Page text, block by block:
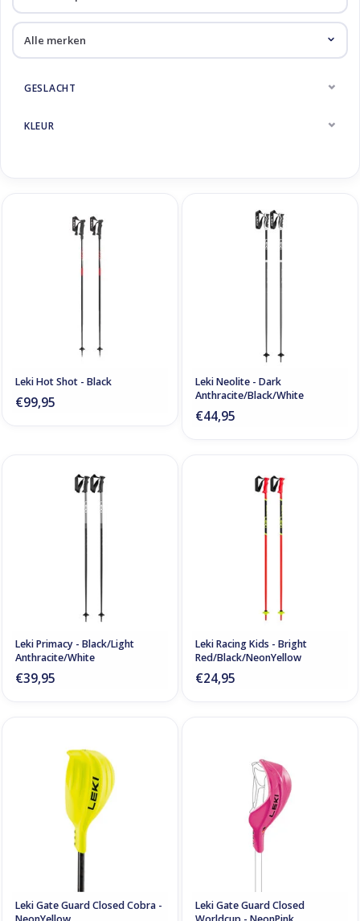
GESLACHT
KLEUR
Leki Hot Shot - Black
€99,95
Leki Neolite - Dark
Anthracite/Black/White
€44,95
Leki Primacy - Black/Light
Anthracite/White
€39,95
Leki Racing Kids - Bright
Red/Black/NeonYellow
€24,95
Leki Gate Guard Closed Cobra -
Leki Gate Guard Closed